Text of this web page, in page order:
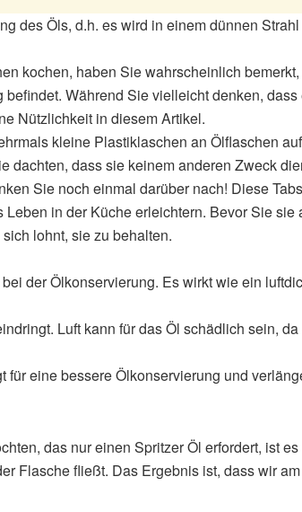
des Öls, d.h. es wird in einem dünnen Strahl
kochen, haben Sie wahrscheinlich
Während Sie vielleicht denken, dass
Nützlichkeit in diesem Artikel.
kleine Plastiklaschen an Ölflaschen
dachten, dass sie keinem anderen Zweck
Sie noch einmal darüber nach! Diese
in der Küche erleichtern. Bevor Sie sie
lohnt, sie zu behalten.
der Ölkonservierung. Es wirkt wie ein
Luft kann für das Öl schädlich sein,
für eine bessere Ölkonservierung und
das nur einen Spritzer Öl erfordert, ist
Flasche fließt. Das Ergebnis ist, dass wir